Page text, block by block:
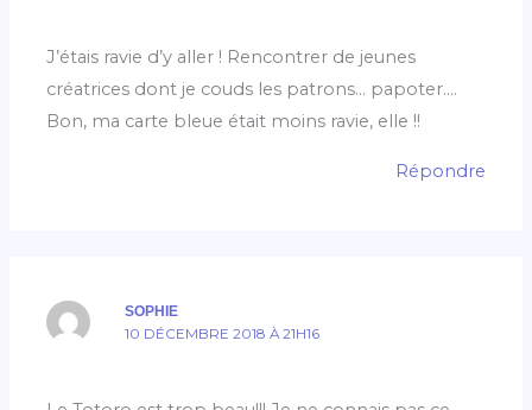
J’étais ravie d’y aller ! Rencontrer de jeunes
créatrices dont je couds les patrons… papoter….
Bon, ma carte bleue était moins ravie, elle !!
Répondre
SOPHIE
10 DÉCEMBRE 2018 À 21H16